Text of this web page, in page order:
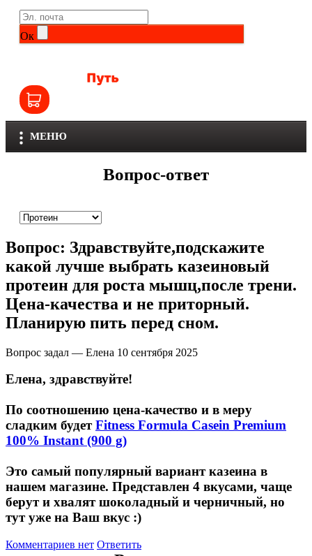
Ок
МЕНЮ
Общие комплексы
Витамины группы B
Витамины для детей
Железо
Кальций
Селен
Здоровье и красота
Мужское здоровье
НАЗАД
Бустеры тестостерона
ЗМА
Антиоксиданты
Борьба со стрессом
НАЗАД
Life Extension
NOW
Olimp
Optimum Nutrition
Scitec Nutrition
SNT
Sportinia
Trace Minerals
USN
Vitauct
WTF LABZ
Вопрос-ответ
Вопрос: Здравствуйте,подскажите
какой лучше выбрать казеиновый
протеин для роста мышц,после трени.
Цена-качества и не приторный.
Планирую пить перед сном.
Вопрос задал — Елена 10 сентября 2025
Елена, здравствуйте!
По соотношению цена-качество и в меру
сладким будетFitness Formula Casein Premium
100% Instant (900 g)
Это самый популярный вариант казеина в
нашем магазине. Представлен 4 вкусами, чаще
берут и хвалят шоколадный и черничный, но
тут уже на Ваш вкус :)
Комментариев нет Ответить